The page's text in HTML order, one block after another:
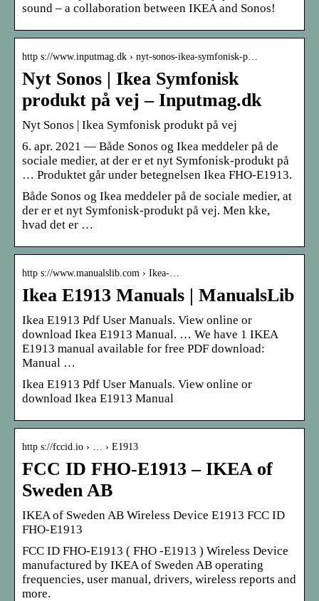
sound – a collaboration between IKEA and Sonos!
http s://www.inputmag.dk › nyt-sonos-ikea-symfonisk-p…
Nyt Sonos | Ikea Symfonisk
produkt på vej – Inputmag.dk
Nyt Sonos | Ikea Symfonisk produkt på vej
6. apr. 2021 — Både Sonos og Ikea meddeler på de
sociale medier, at der er et nyt Symfonisk-produkt på
… Produktet går under betegnelsen Ikea FHO-E1913.
Både Sonos og Ikea meddeler på de sociale medier, at
der er et nyt Symfonisk-produkt på vej. Men kke,
hvad det er …
http s://www.manualslib.com › Ikea-…
Ikea E1913 Manuals | ManualsLib
Ikea E1913 Pdf User Manuals. View online or
download Ikea E1913 Manual. … We have 1 IKEA
E1913 manual available for free PDF download:
Manual …
Ikea E1913 Pdf User Manuals. View online or
download Ikea E1913 Manual
http s://fccid.io › … › E1913
FCC ID FHO-E1913 – IKEA of
Sweden AB
IKEA of Sweden AB Wireless Device E1913 FCC ID
FHO-E1913
FCC ID FHO-E1913 ( FHO -E1913 ) Wireless Device
manufactured by IKEA of Sweden AB operating
frequencies, user manual, drivers, wireless reports and
more.